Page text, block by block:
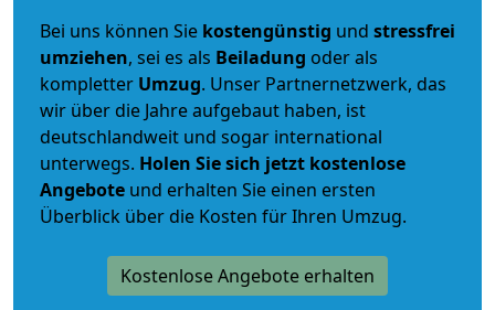
Bei uns können Sie kostengünstig und stressfrei
umziehen, sei es als Beiladung oder als
kompletter Umzug. Unser Partnernetzwerk, das
wir über die Jahre aufgebaut haben, ist
deutschlandweit und sogar international
unterwegs. Holen Sie sich jetzt kostenlose
Angebote und erhalten Sie einen ersten
Überblick über die Kosten für Ihren Umzug.
Kostenlose Angebote erhalten